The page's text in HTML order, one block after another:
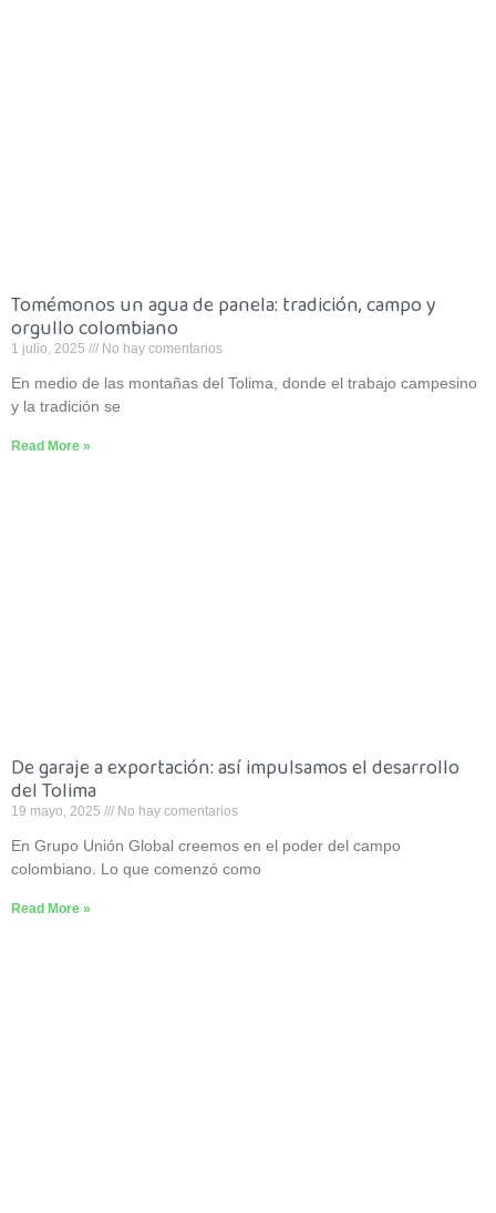
Tomémonos un agua de panela: tradición, campo y
orgullo colombiano
1 julio, 2025 No hay comentarios
En medio de las montañas del Tolima, donde el trabajo campesino
y la tradición se
Read More »
De garaje a exportación: así impulsamos el desarrollo
del Tolima
19 mayo, 2025 No hay comentarios
En Grupo Unión Global creemos en el poder del campo
colombiano. Lo que comenzó como
Read More »